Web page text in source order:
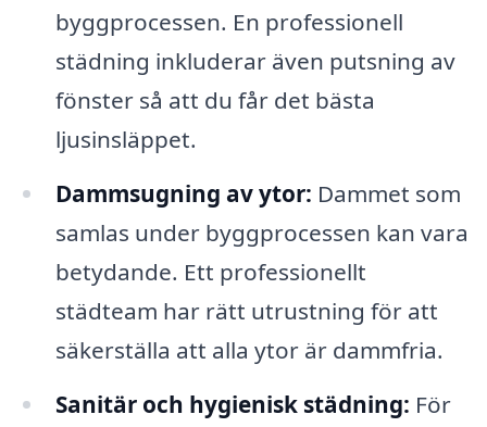
byggprocessen. En professionell
städning inkluderar även putsning av
fönster så att du får det bästa
ljusinsläppet.
Dammsugning av ytor: Dammet som
samlas under byggprocessen kan vara
betydande. Ett professionellt
städteam har rätt utrustning för att
säkerställa att alla ytor är dammfria.
Sanitär och hygienisk städning: För